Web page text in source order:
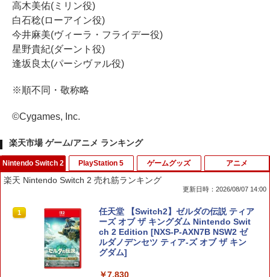
高木美佑(ミリン役)
白石稔(ローアイン役)
今井麻美(ヴィーラ・フライデー役)
星野貴紀(ダーント役)
逢坂良太(パーシヴァル役)
※順不同・敬称略
©Cygames, Inc.
楽天市場 ゲーム/アニメ ランキング
Nintendo Switch 2
楽天 Nintendo Switch 2 売れ筋ランキング
更新日時：2026/08/07 14:00
1
任天堂 【Switch2】ゼルダの伝説 ティア
ーズ オブ ザ キングダム Nintendo Swit
ch 2 Edition [NXS-P-AXN7B NSW2 ゼ
ルダノデンセツ ティア-ズ オブ ザ キン
グダム]
￥7,830
PlayStation 5 ゲームグッズ アニメ